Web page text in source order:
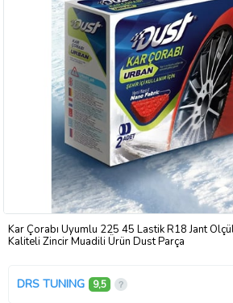
Kar Çorabı Uyumlu 225 45 Lastik R18 Jant
Kaliteli Zincir Muadili Ürün Dust Parça
DRS TUNING 9,5